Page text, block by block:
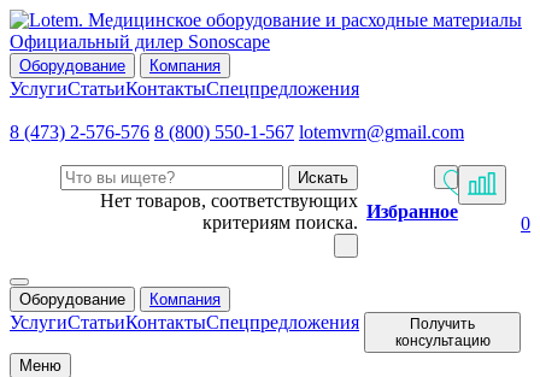
Официальный дилер Sonoscape
Оборудование Компания
УслугиСтатьиКонтактыСпецпредложения
8 (473) 2-576-576 8 (800) 550-1-567 lotemvrn@gmail.com
Искать
Нет товаров, соответствующих
критериям поиска.
Избранное
0
Оборудование Компания
УслугиСтатьиКонтактыСпецпредложения
Получить
консультацию
Меню